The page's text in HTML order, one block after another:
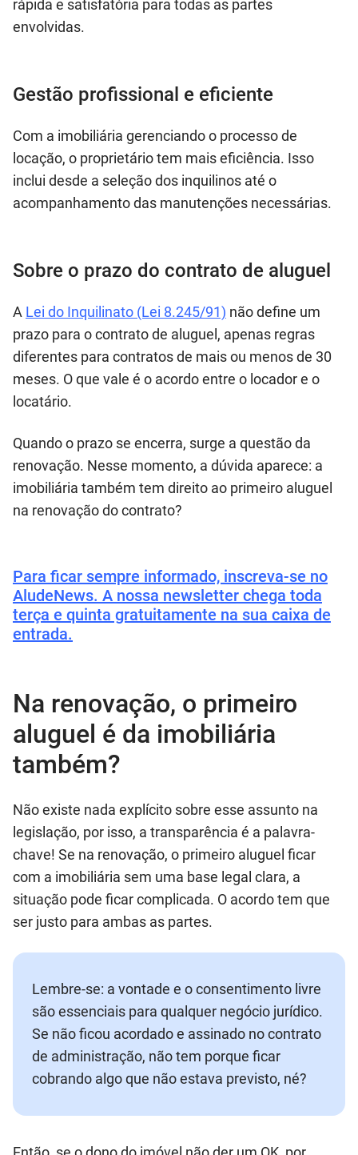
rápida e satisfatória para todas as partes
envolvidas.
Gestão profissional e eficiente
Com a imobiliária gerenciando o processo de
locação, o proprietário tem mais eficiência. Isso
inclui desde a seleção dos inquilinos até o
acompanhamento das manutenções necessárias.
Sobre o prazo do contrato de aluguel
A Lei do Inquilinato (Lei 8.245/91) não define um
prazo para o contrato de aluguel, apenas regras
diferentes para contratos de mais ou menos de 30
meses. O que vale é o acordo entre o locador e o
locatário.
Quando o prazo se encerra, surge a questão da
renovação. Nesse momento, a dúvida aparece: a
imobiliária também tem direito ao primeiro aluguel
na renovação do contrato?
Para ficar sempre informado, inscreva-se no
AludeNews. A nossa newsletter chega toda
terça e quinta gratuitamente na sua caixa de
entrada.
Na renovação, o primeiro
aluguel é da imobiliária
também?
Não existe nada explícito sobre esse assunto na
legislação, por isso, a transparência é a palavra-
chave! Se na renovação, o primeiro aluguel ficar
com a imobiliária sem uma base legal clara, a
situação pode ficar complicada. O acordo tem que
ser justo para ambas as partes.
Lembre-se: a vontade e o consentimento livre
são essenciais para qualquer negócio jurídico.
Se não ficou acordado e assinado no contrato
de administração, não tem porque ficar
cobrando algo que não estava previsto, né?